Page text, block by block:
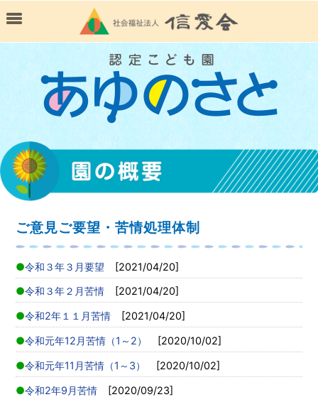
ご意見ご要望・苦情処理体制
令和３年３月要望 [2021/04/20]
令和３年２月苦情 [2021/04/20]
令和2年１１月苦情 [2021/04/20]
令和元年12月苦情（1～2） [2020/10/02]
令和元年11月苦情（1～3） [2020/10/02]
令和2年9月苦情 [2020/09/23]